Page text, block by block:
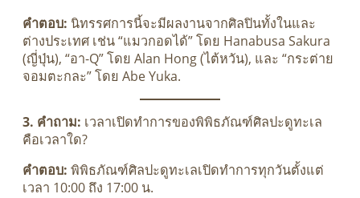
คำตอบ: นิทรรศการนี้จะมีผลงานจากศิลปินทั้งในและ
ต่างประเทศ เช่น “แมวกอดได้” โดย Hanabusa Sakura
(ญี่ปุ่น), “อา-Q” โดย Alan Hong (ไต้หวัน), และ “กระต่าย
จอมตะกละ” โดย Abe Yuka.
3. คำถาม: เวลาเปิดทำการของพิพิธภัณฑ์ศิลปะดูทะเล
คือเวลาใด?
คำตอบ: พิพิธภัณฑ์ศิลปะดูทะเลเปิดทำการทุกวันตั้งแต่
เวลา 10:00 ถึง 17:00 น.